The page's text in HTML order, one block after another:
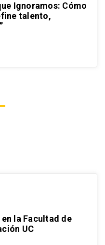
Ignoramos: Cómo
talento,
la Facultad de
UC